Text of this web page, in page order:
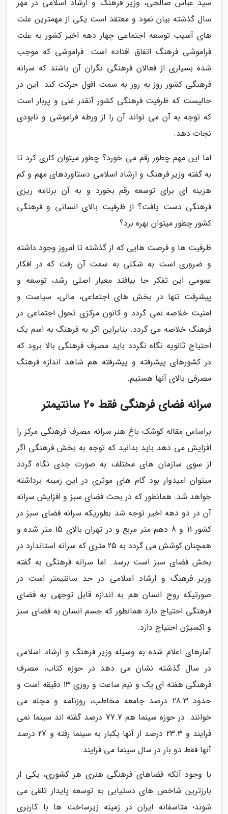
سید عباس صالحی، وزیر فرهنگ و ارشاد اسلامی در مهر
سال گذشته بیان نمود و معتقد است یکی از مهمترین علت
های آسیب توسعه اجتماعی چهار دهه اخیر کشور به علت
فراموشی فرهنگ اتفاق افتاده است. فراموشی که موجب
شده بسیاری از فعالان فرهنگی نگران آن باشند که سرانه
فرهنگی کشور روز به روز به سمت افول حرکت کند. این در
حالیست که ظرفیت فرهنگی کشور آنقدر غنی و پربار است
که توجه به آن می تواند آن را از ورطه فراموشی و نابودی
نجات دهد.
اما این مهم چطور رقم می خورد؟ چطور میتوان کاری کرد تا
به گفته وزیر فرهنگ و ارشاد اسلامی دستاوردهای مهم و کم
هزینه ای برای توسعه رقم بخورد و به آن برنامه ریزی
فرهنگی دست یافت؟ از ظرفیت بالای انسانی و فرهنگی
کشور چطور میتوان بهره برد؟
ظرفیت ها و فرصت هایی که از گذشته تا امروز وجود داشته
و ضروری است به شکلی به سمت آن رفت که در افکار
عمومی این تفکر جا بیافتد معیار اصلی رشد، توسعه و
پیشرفت تنها در بخش های اجتماعی، مالی، سیاست و
امنیت خلاصه نمی گردد و کانون مرکزی تحول اجتماعی در
فرهنگ خلاصه می گردد. بنابراین اگر به فرهنگ به اسم یک
احتیاج ثانویه نگاه نگردد باید مصرف فرهنگی بالا برود که
در کشورهای پیشرفته و پیشرفته هم شاهد اندازه فرهنگ
مصرفی بالای آنها هستیم.
سرانه فضای فرهنگی فقط 20 سانتیمتر
براساس مقاله کوشک باغ هنر سرانه مصرف فرهنگی مرکز را
افزایش می دهد باید بدانید که توجه به بخش فرهنگی اگر
از سوی سازمان های مختلف به صورت جدی نگاه گردد
میتوان امیدوار بود گام های موثری در این زمینه برداشته
خواهد شد. همانطور که در بحث فضای سبز و افزایش سرانه
آن در دو دهه اخیر توجه شد بطوریکه سرانه فضای سبز در
کشور 11 و 8 دهم متر مربع و در تهران بالای 15 متر شده و
همچنان کوشش می گردد به 25 متری که سرانه استاندارد در
بخش فضای سبز است برسد. اما سرانه فرهنگی به گفته
وزیر فرهنگ و ارشاد اسلامی در حد سانتیمتر است در
صورتیکه روح انسان هم به اندازه قابل توجهی به فضای
فرهنگی احتیاج دارد همانطور که جسم انسان به فضای سبز
و اکسیژن احتیاج دارد.
آمارهای اعلام شده به وسیله وزیر فرهنگ و ارشاد اسلامی
در سال گذشته نشان می دهد در حوزه کتاب، مصرف
فرهنگی هفته ای یک و نیم ساعت و روزی 13 دقیقه است و
حدود 28.3 درصد جامعه مخاطب، روزنامه و مجله می
خوانند. در حوزه سینما هم 77.7 درصد گفته اند سینما نمی
فرایند و 23.3 درصد از آنها یکبار به سینما رفته و 27 درصد
آنها فقط دو بار در سال سینما می فرایند.
با وجود آنکه فضاهای فرهنگی هنری هر کشوری، یکی از
بارزترین شاخص های دستیابی به توسعه پایدار تلقی می
شوند؛ متاسفانه ایران در زمینه زیرساخت ها با کاربری